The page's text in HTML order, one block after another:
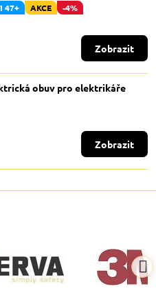
47+ AKCE -4%
Zobrazit
obuv pro elektrikáře
Zobrazit